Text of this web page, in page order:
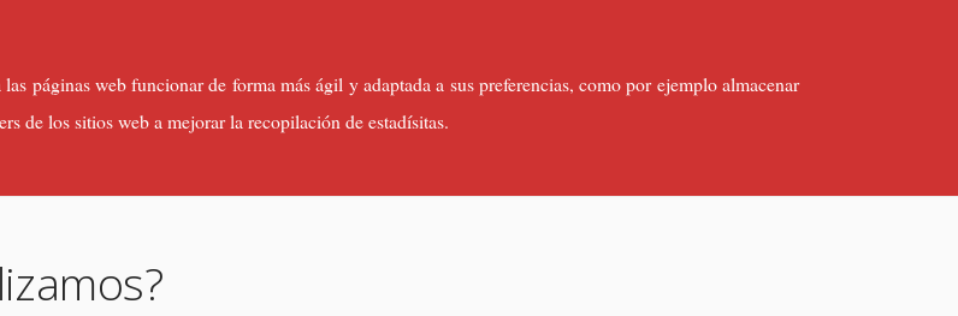
páginas web funcionar de forma más ágil y adaptada a sus preferencias, como por ejemplo almacenar
de los sitios web a mejorar la recopilación de estadísitas.